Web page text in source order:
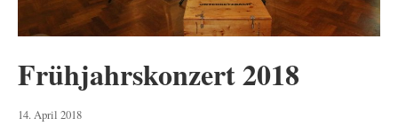
Frühjahrskonzert 2018
14. April 20188.